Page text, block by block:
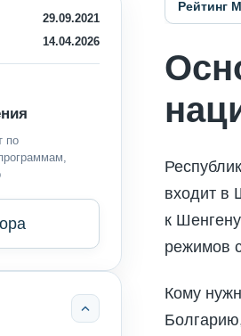
29.09.2021
14.04.2026
по
Рейтинг
входит в
к
режимов
Кому